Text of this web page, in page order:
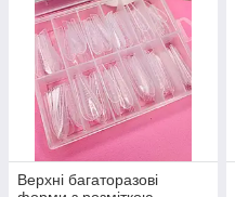
Верхні багаторазові